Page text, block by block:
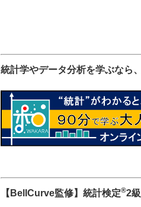
統計学やデータ分析を学ぶなら
【BellCurve監修】統計検定®2